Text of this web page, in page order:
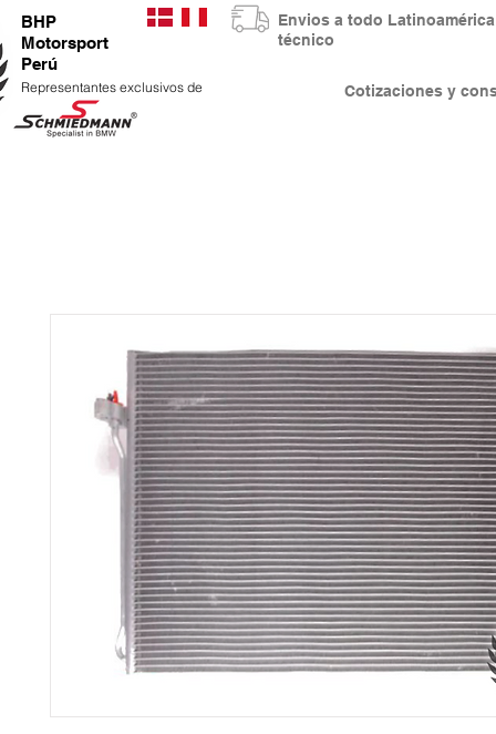
BHP
Motorsport
Perú
Representantes exclusivos de Cotizaciones y
Envios a todo
técnico